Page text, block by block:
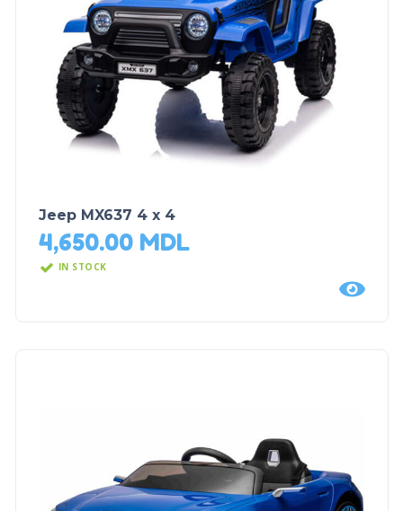
Jeep MX637 4 x 4
4,650.00 MDL
IN STOCK